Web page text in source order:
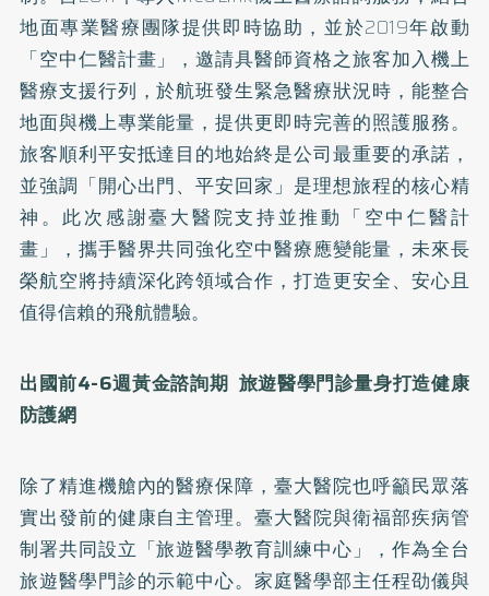
地面專業醫療團隊提供即時協助，並於2019年啟動
「空中仁醫計畫」，邀請具醫師資格之旅客加入機上
醫療支援行列，於航班發生緊急醫療狀況時，能整合
地面與機上專業能量，提供更即時完善的照護服務。
旅客順利平安抵達目的地始終是公司最重要的承諾，
並強調「開心出門、平安回家」是理想旅程的核心精
神。此次感謝臺大醫院支持並推動「空中仁醫計
畫」，攜手醫界共同強化空中醫療應變能量，未來長
榮航空將持續深化跨領域合作，打造更安全、安心且
值得信賴的飛航體驗。
出國前4-6週黃金諮詢期 旅遊醫學門診量身打造健康
防護網
除了精進機艙內的醫療保障，臺大醫院也呼籲民眾落
實出發前的健康自主管理。臺大醫院與衛福部疾病管
制署共同設立「旅遊醫學教育訓練中心」，作為全台
旅遊醫學門診的示範中心。家庭醫學部主任程劭儀與